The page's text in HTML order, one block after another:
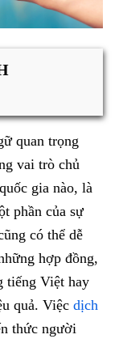
quan trọng
vai trò chủ
gia nào, là
phần của sự
có thể dễ
hợp đồng,
tiếng Việt hay
quả. Việc dịch
thức người